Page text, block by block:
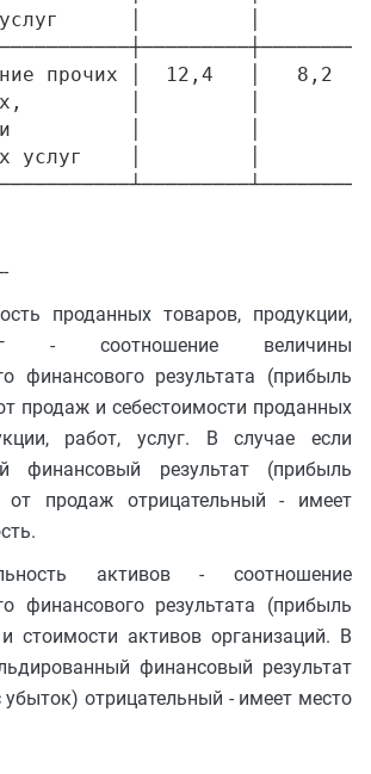
проданных товаров, продукции,
- соотношение величины
финансового результата (прибыль
продаж и себестоимости проданных
работ, услуг. В случае если
финансовый результат (прибыль
от продаж отрицательный - имеет
активов - соотношение
финансового результата (прибыль
стоимости активов организаций. В
финансовый результат
отрицательный - имеет место